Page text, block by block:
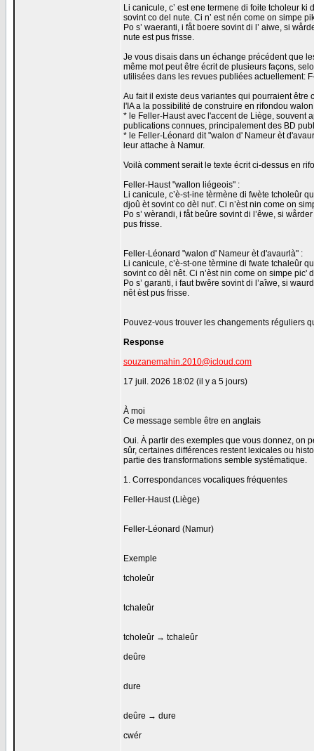
Li canicule, c’ est ene termene di foite tcholeur
sovint co del nute. Ci n’ est nén come on simpe
Po s’ waeranti, i fåt boere sovint di l’ aiwe, si
nute est pus frisse.
Je vous disais dans un échange précédent que
même mot peut être écrit de plusieurs façons,
utilisées dans les revues publiées actuellement:
Au fait il existe deus variantes qui pourraient
l'IA a la possibilité de construire en rifondou
* le Feller-Haust avec l'accent de Liège, souvent
publications connues, principalement des BD
* le Feller-Léonard dit "walon d' Nameur èt
leur attache à Namur.
Voilà comment serait le texte écrit ci-dessus en
Feller-Haust "wallon liégeois" :
Li canicule, c’è-st-ine tèrmène di fwète tcholeûr
djoû èt sovint co dèl nut'. Ci n’èst nin come on
Po s’ wèrandi, i fåt beûre sovint di l’êwe, si
pus frisse.
Feller-Léonard "walon d' Nameur èt d'avaurlà" :
Li canicule, c’è-st-one tèrmine di fwate tchaleûr
sovint co dèl nêt. Ci n’èst nin come on simpe pic'
Po s’ garanti, i faut bwêre sovint di l’aîwe, si
nêt èst pus frisse.
Pouvez-vous trouver les changements réguliers
Response
souzanemahin.2010@icloud.com
17 juil. 2026 18:02 (il y a 5 jours)
À moi
Ce message semble être en anglais
Oui. À partir des exemples que vous donnez, on
sûr, certaines différences restent lexicales ou
partie des transformations semble systématique.
1. Correspondances vocaliques fréquentes
Feller-Haust (Liège)
Feller-Léonard (Namur)
Exemple
tcholeûr
tchaleûr
tcholeûr → tchaleûr
deûre
dure
deûre → dure
cwér